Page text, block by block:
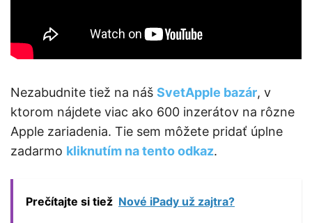
Nezabudnite tiež na náš SvetApple bazár, v
ktorom nájdete viac ako 600 inzerátov na rôzne
Apple zariadenia. Tie sem môžete pridať úplne
zadarmo kliknutím na tento odkaz.
Prečítajte si tiež Nové iPady už zajtra?